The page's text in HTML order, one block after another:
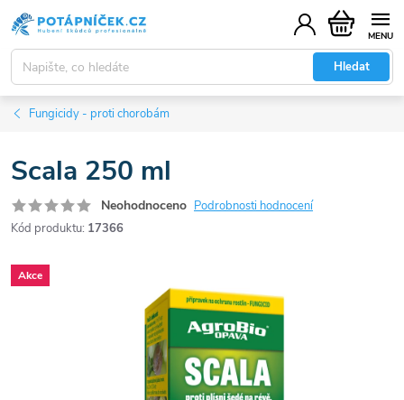
Přejít
na
obsah
Hledat
Nákupní
košík
Fungicidy - proti chorobám
Scala 250 ml
Neohodnoceno Podrobnosti hodnocení
Kód produktu: 17366
Akce